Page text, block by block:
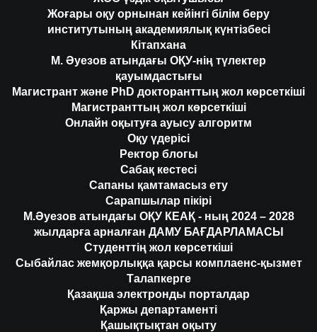
Жоғары оқу орнынан кейінгі білім беру
институтының академиялық күнтізбесі
Кітапхана
М. Әуезов атындағы ОҚУ-нің түлектер
қауымдастығы
Магистрант және PhD докторанттың жол көрсеткіші
Магистранттың жол көрсеткіші
Онлайн оқытуға ауысу алгоритм
Оқу үдерісі
Ректор блогы
Сабақ кестесі
Сапаны қамтамасыз ету
Сарапшылар пікірі
М.Әуезов атындағы ОҚУ КЕАҚ - ның 2024 – 2028
жылдарға арналған ДАМУ БАҒДАРЛАМАСЫ
Студенттің жол көрсеткіші
Сыбайлас жемқорлыққа қарсы комплаенс-қызмет
Талапкерге
Қазақша электронды порталдар
Қаржы департаменті
Қашықтықтан оқыту